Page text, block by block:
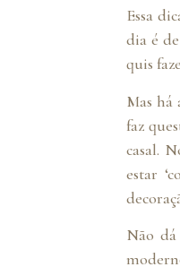
Essa
dia é
quis
Mas
faz
casal.
estar
Não